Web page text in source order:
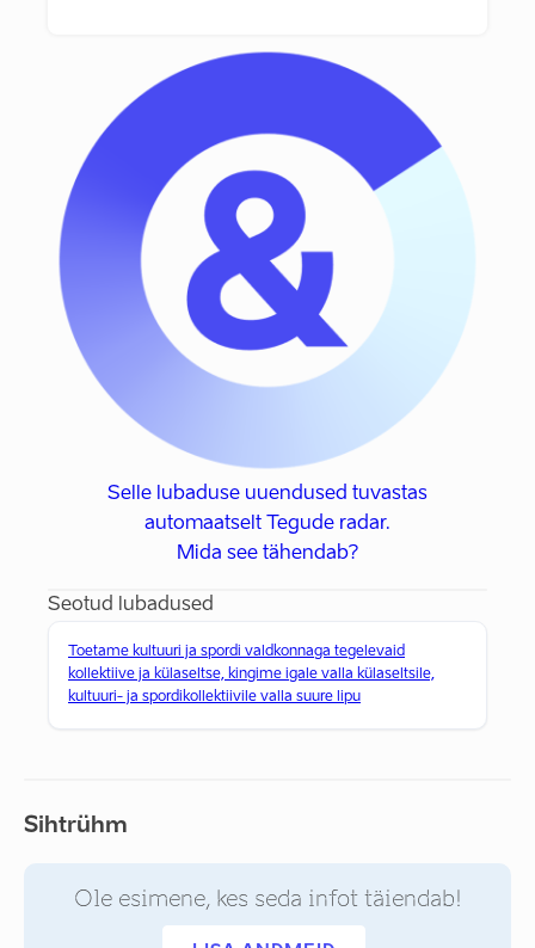
Selle lubaduse uuendused tuvastas
automaatselt Tegude radar.
Mida see tähendab?
Seotud lubadused
Toetame kultuuri ja spordi valdkonnaga tegelevaid
kollektiive ja külaseltse, kingime igale valla külaseltsile,
kultuuri- ja spordikollektiivile valla suure lipu
Sihtrühm
Ole esimene, kes seda infot täiendab!